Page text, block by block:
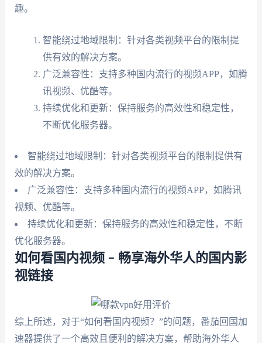
趣。
智能绕过地域限制：针对各类视频平台的限制提
供有效的解决方案。
广泛兼容性：支持多种国内流行的视频APP，如腾
讯视频、优酷等。
持续优化和更新：保持服务的高效性和稳定性，
不断优化服务器。
智能绕过地域限制：针对各类视频平台的限制提供有
效的解决方案。
广泛兼容性：支持多种国内流行的视频APP，如腾讯
视频、优酷等。
持续优化和更新：保持服务的高效性和稳定性，不断
优化服务器。
如何看国内视频 – 畅享海外华人的国内影
视链接
综上所述，对于“如何看国内视频？”的问题，番茄回国加
速器提供了一个高效且便利的解决方案，帮助海外华人